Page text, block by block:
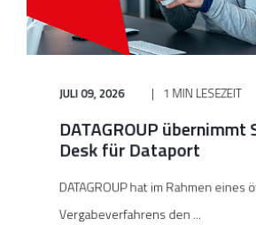
JULI 09, 2026 1 MIN LESEZEIT
DATAGROUP übernimmt
Desk für Dataport
DATAGROUP hat im Rahmen eines
Vergabeverfahrens den ...